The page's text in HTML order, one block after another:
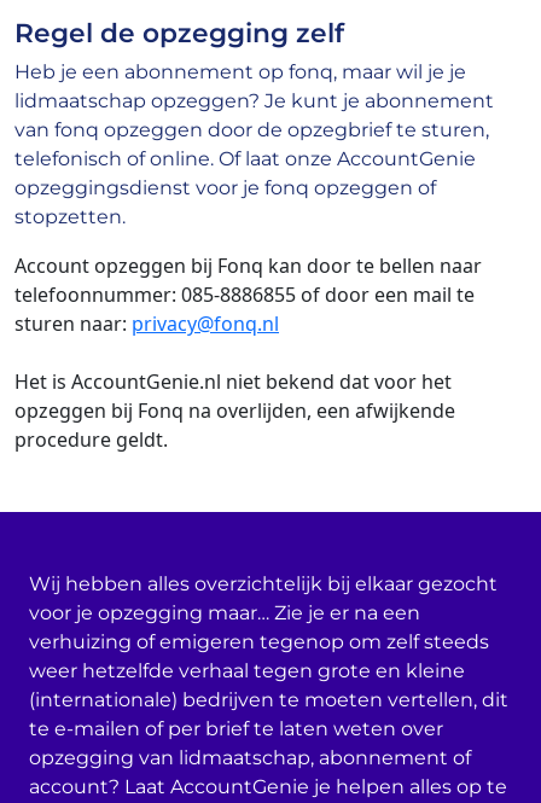
Regel de opzegging zelf
Heb je een abonnement op fonq, maar wil je je
lidmaatschap opzeggen? Je kunt je abonnement
van fonq opzeggen door de opzegbrief te sturen,
telefonisch of online. Of laat onze AccountGenie
opzeggingsdienst voor je fonq opzeggen of
stopzetten.
Account opzeggen bij Fonq kan door te bellen naar
telefoonnummer: 085-8886855 of door een mail te
sturen naar: privacy@fonq.nl
Het is AccountGenie.nl niet bekend dat voor het
opzeggen bij Fonq na overlijden, een afwijkende
procedure geldt.
Wij hebben alles overzichtelijk bij elkaar gezocht
voor je opzegging maar… Zie je er na een
verhuizing of emigeren tegenop om zelf steeds
weer hetzelfde verhaal tegen grote en kleine
(internationale) bedrijven te moeten vertellen, dit
te e-mailen of per brief te laten weten over
opzegging van lidmaatschap, abonnement of
account? Laat AccountGenie je helpen alles op te